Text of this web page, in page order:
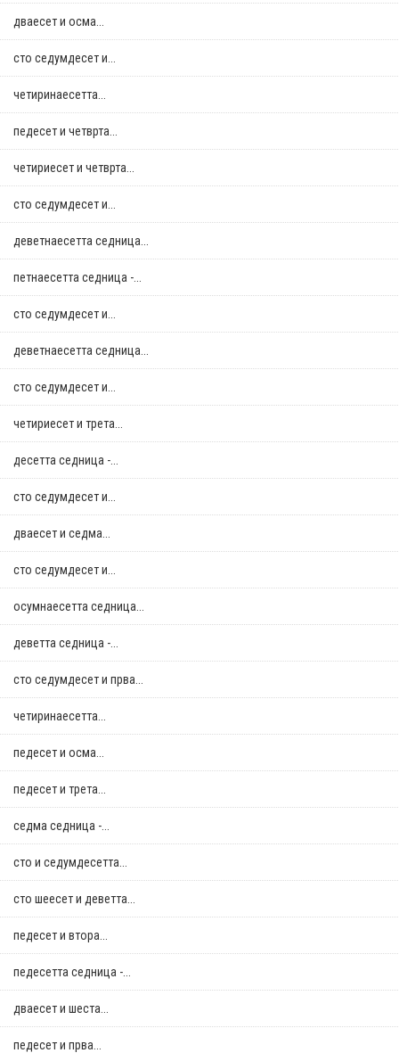
дваесет и осма...
сто седумдесет и...
четиринаесетта...
педесет и четврта...
четириесет и четврта...
сто седумдесет и...
деветнаесетта седница...
петнаесетта седница -...
сто седумдесет и...
деветнаесетта седница...
сто седумдесет и...
четириесет и трета...
десетта седница -...
сто седумдесет и...
дваесет и седма...
сто седумдесет и...
осумнaесетта седница...
деветта седница -...
сто седумдесет и прва...
четиринаесетта...
педесет и осма...
педесет и трета...
седма седница -...
сто и седумдесетта...
сто шеесет и деветта...
педесет и втора...
педесетта седница -...
дваесет и шеста...
педесет и прва...